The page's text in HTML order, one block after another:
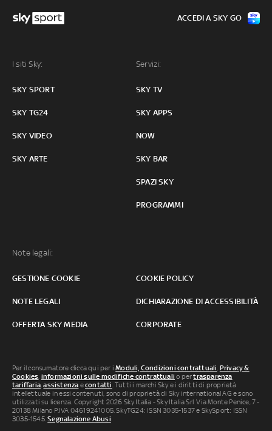
I siti Sky:
SKY SPORT
SKY TG24
SKY VIDEO
SKY ARTE
Servizi:
SKY TV
SKY APPS
NOW
SKY BAR
SPAZI SKY
PROGRAMMI
Note legali:
GESTIONE COOKIE COOKIE POLICY
NOTE LEGALI DICHIARAZIONE DI ACCESSIBILITÀ
OFFERTA SKY MEDIA CORPORATE
ACCEDI A SKY GO
Per il consumatore clicca qui per iModuli, Condizioni contrattuali Privacy &
Cookies informazioni sulle modifiche contrattuali o pertrasparenza
tariffaria ,assistenza econtatti . Tutti i marchi Sky e i diritti di proprietà
intellettuale in essi contenuti, sono di proprietà di Sky international AG e sono
utilizzati su licenza. Copyright 2026 Sky Italia - Sky Italia Srl Via Monte Penice, 7 -
20138 Milano P.IVA 04619241005. SkyTG24: ISSN 3035-1537 e SkySport: ISSN
3035-1545.Segnalazione Abusi